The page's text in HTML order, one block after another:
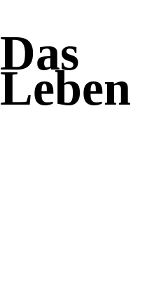
Das
Leben
im